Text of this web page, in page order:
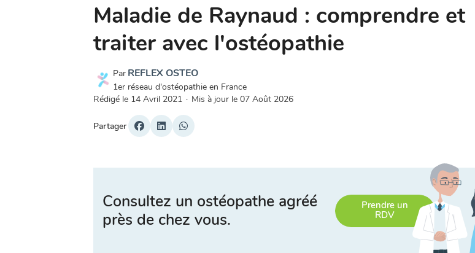
Maladie de Raynaud : comprendre et
traiter avec l'ostéopathie
Par REFLEX OSTEO
1er réseau d'ostéopathie en France
Rédigé le 14 Avril 2021 · Mis à jour le 07 Août 2026
Partager
Consultez un ostéopathe agréé
près de chez vous.
Prendre un
RDV